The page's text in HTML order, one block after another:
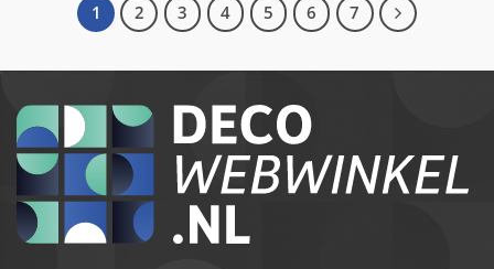
1 2 3 4 5 6 7